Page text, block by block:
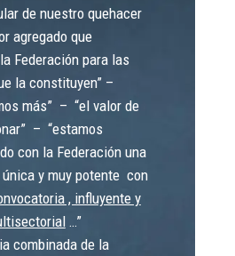
de nuestro quehacer
agregado que
Federación para las
la constituyen” –
más” – “el valor de
– “estamos
con la Federación una
y muy potente con
, influyente y
…”
combinada de la